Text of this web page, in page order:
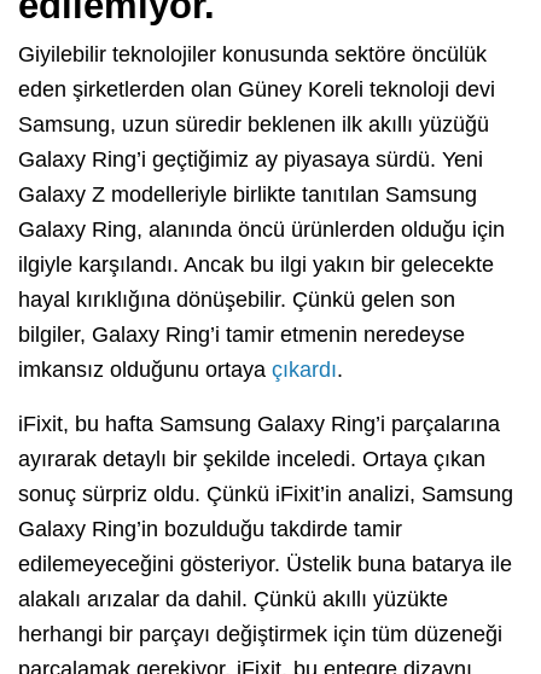
Giyilebilir teknolojiler konusunda sektöre öncülük
eden şirketlerden olan Güney Koreli teknoloji devi
Samsung, uzun süredir beklenen ilk akıllı yüzüğü
Galaxy Ring’i geçtiğimiz ay piyasaya sürdü. Yeni
Galaxy Z modelleriyle birlikte tanıtılan Samsung
Galaxy Ring, alanında öncü ürünlerden olduğu için
ilgiyle karşılandı. Ancak bu ilgi yakın bir gelecekte
hayal kırıklığına dönüşebilir. Çünkü gelen son
bilgiler, Galaxy Ring’i tamir etmenin neredeyse
imkansız olduğunu ortaya çıkardı.
iFixit, bu hafta Samsung Galaxy Ring’i parçalarına
ayırarak detaylı bir şekilde inceledi. Ortaya çıkan
sonuç sürpriz oldu. Çünkü iFixit’in analizi, Samsung
Galaxy Ring’in bozulduğu takdirde tamir
edilemeyeceğini gösteriyor. Üstelik buna batarya ile
alakalı arızalar da dahil. Çünkü akıllı yüzükte
herhangi bir parçayı değiştirmek için tüm düzeneği
parçalamak gerekiyor. iFixit, bu entegre dizaynı